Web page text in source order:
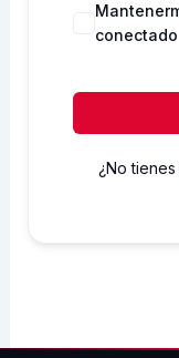
conectado
¿No